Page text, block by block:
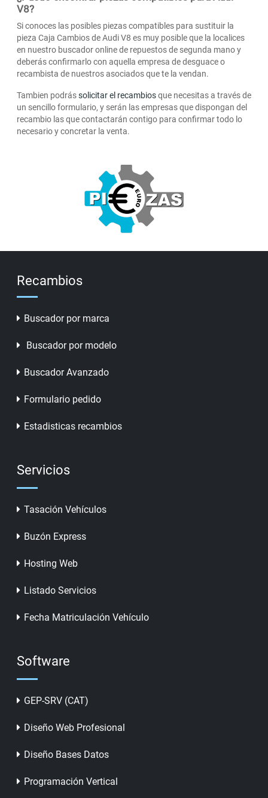
V8?
Si conoces las posibles piezas compatibles para sustituir la
pieza Caja Cambios de Audi V8 es muy posible que la localices
en nuestro buscador online de repuestos de segunda mano y
deberás confirmarlo con aquella empresa de desguace o
recambista de nuestros asociados que te la vendan.
Tambien podrássolicitar el recambiosque necesitas a través de
un sencillo formulario, y serán las empresas que dispongan del
recambio las que contactarán contigo para confirmar todo lo
necesario y concretar la venta.
Recambios
Buscador por marca
Buscador por modelo
Buscador Avanzado
Formulario pedido
Estadisticas recambios
Servicios
Tasación Vehículos
Buzón Express
Hosting Web
Listado Servicios
Fecha Matriculación Vehículo
Software
GEP-SRV (CAT)
Diseño Web Profesional
Diseño Bases Datos
Programación Vertical